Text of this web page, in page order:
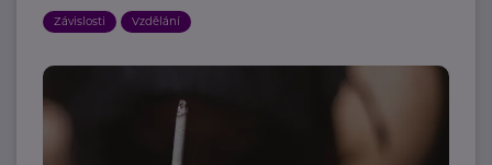
Závislosti Vzdělání